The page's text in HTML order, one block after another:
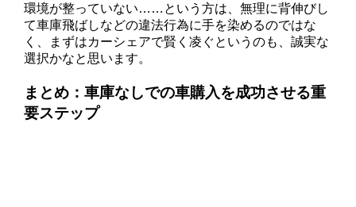
環境が整っていない……という方は、無理に背伸びし
て車庫飛ばしなどの違法行為に手を染めるのではな
く、まずはカーシェアで賢く凌ぐというのも、誠実な
選択かなと思います。
まとめ：車庫なしでの車購入を成功させる重
要ステップ